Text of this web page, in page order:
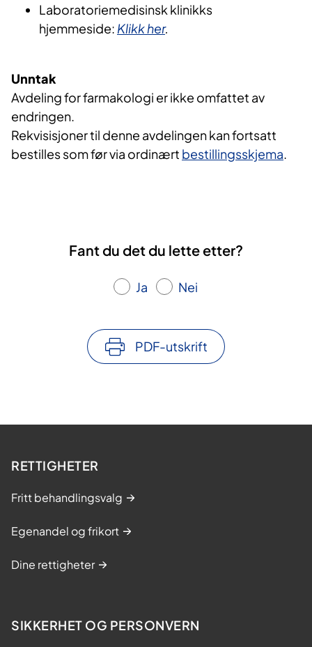
Laboratoriemedisinsk klinikks
hjemmeside: Klikk her.
Unntak
Avdeling for farmakologi er ikke omfattet av
endringen.
Rekvisisjoner til denne avdelingen kan fortsatt
bestilles som før via ordinært bestillingsskjema
Fant du det du lette etter?
Ja Nei
PDF-utskrift
RETTIGHETER
Fritt behandlingsvalg
Egenandel og frikort
Dine rettigheter
SIKKERHET OG PERSONVERN